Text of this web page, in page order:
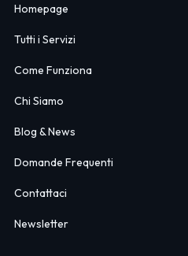
Homepage
Tutti i Servizi
Come Funziona
Chi Siamo
Blog & News
Domande Frequenti
Contattaci
Newsletter